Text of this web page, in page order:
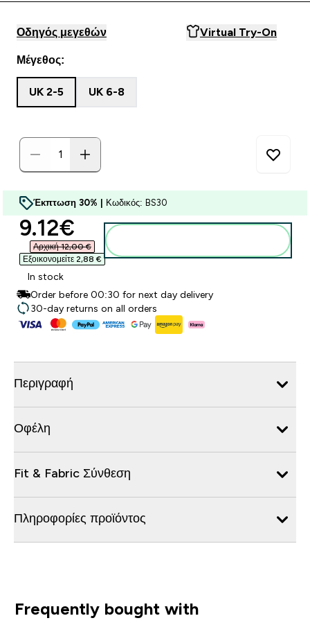
Οδηγός μεγεθών Virtual Try-On
Μέγεθος:
UK 2-5 UK 6-8
Έκπτωση 30% | Κωδικός: BS30
discounted price
9.12€‎
Αρχική 12,00 €‎
Εξοικονομείτε 2,88 €‎
In stock
Order before 00:30 for next day delivery
30-day returns on all orders
Περιγραφή
Οφέλη
Fit & Fabric Σύνθεση
Πληροφορίες προϊόντος
Frequently bought with